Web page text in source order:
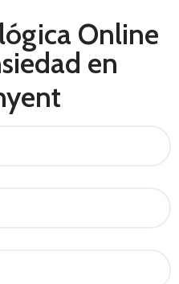
Online
en